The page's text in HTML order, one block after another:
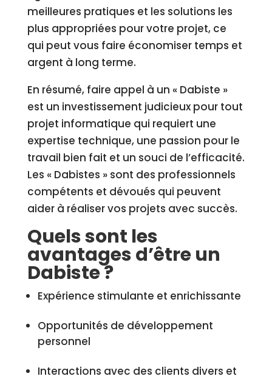
meilleures pratiques et les solutions les
plus appropriées pour votre projet, ce
qui peut vous faire économiser temps et
argent à long terme.
En résumé, faire appel à un « Dabiste »
est un investissement judicieux pour tout
projet informatique qui requiert une
expertise technique, une passion pour le
travail bien fait et un souci de l’efficacité.
Les « Dabistes » sont des professionnels
compétents et dévoués qui peuvent
aider à réaliser vos projets avec succès.
Quels sont les
avantages d’être un
Dabiste ?
Expérience stimulante et enrichissante
Opportunités de développement
personnel
Interactions avec des clients divers et